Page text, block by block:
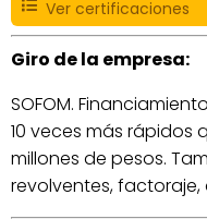
Ver certificaciones
Giro de la empresa:
SOFOM.
10 veces más rápidos
millones de pesos.
revolventes,